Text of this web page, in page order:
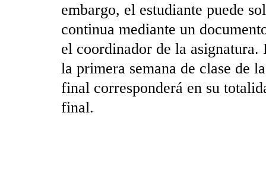
embargo, el estudiante puede
continua mediante un
el coordinador de la asignatura.
la primera semana de clase de
final corresponderá en su
final.